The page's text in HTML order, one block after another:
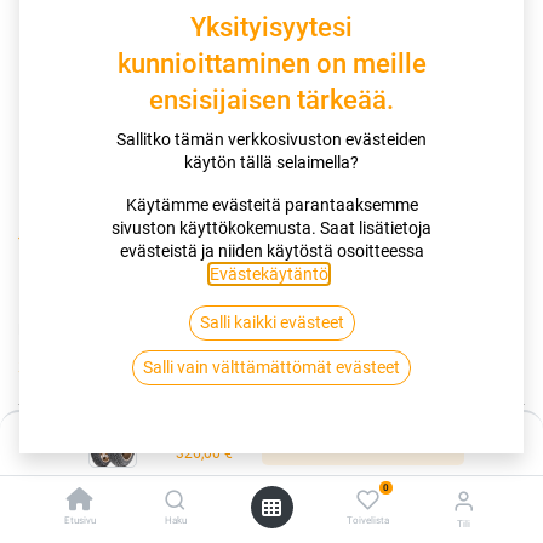
326,00€
Etusivu Haku
0
Toivelista Tili
Kauppa 160/60R17 69W DUNLOP MUTANT
160/60R17 69W DUNLOP MUTANT
Tuotekoodi:261236
326,00 / kpl
Toimitusaika:5 arkipäivää
Lisää ostoskoriin
Yksityisyytesi
kunnioittaminen on meille
ensisijaisen tärkeää.
Sallitko tämän verkkosivuston evästeiden
käytön tällä selaimella?
Käytämme evästeitä parantaaksemme
sivuston käyttökokemusta. Saat lisätietoja
evästeistä ja niiden käytöstä osoitteessa
Evästekäytäntö
Salli kaikki evästeet
Salli vain välttämättömät evästeet